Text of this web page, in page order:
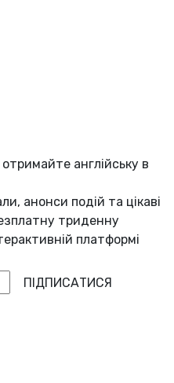
англійську в
анонси подій та цікаві
триденну
платформі
ПІДПИСАТИСЯ